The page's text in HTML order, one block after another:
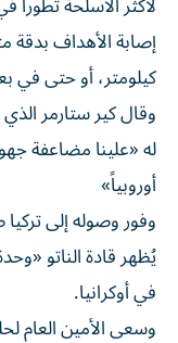
كيلومتر، أو حتى في بعض
وقال كير ستارمر
له «علينا مضاعفة
أوروبياً»
وفور وصوله إلى
يُظهر قادة الناتو
في أوكرانيا.
وسعى الأمين العام